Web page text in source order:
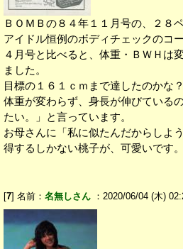
ＢＯＭＢの８４年１１月号の、２８
アイドル恒例のボディチェックのコー
４月号と比べると、体重・ＢＷＨは
ました。
目標の１６１ｃｍまで達したのかな？
体重が変わらず、身長が伸びている
たい。」と言っています。
お母さんに「私に似たんだからしよ
得するしかない桃子が、可愛いです。
[7] 名前： 名無しさん ：2020/06/04 (木)